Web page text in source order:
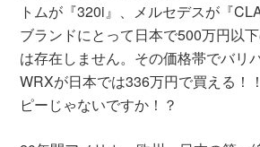
トムが『320i』、メルセデスが『
ブランドにとって日本で500万円以
は存在しません。その価格帯でバリ
WRXが日本では336万円で買える！
ピーじゃないですか！？